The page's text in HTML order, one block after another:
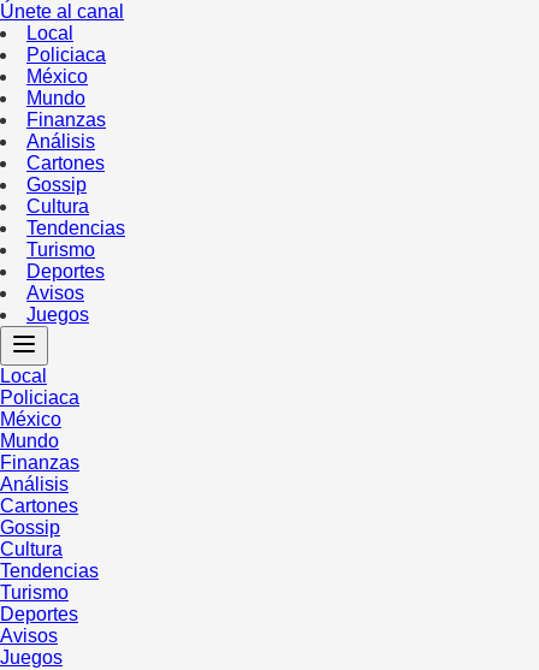
Únete al canal
Local
Policiaca
México
Mundo
Finanzas
Análisis
Cartones
Gossip
Cultura
Tendencias
Turismo
Deportes
Avisos
Juegos
Local
Policiaca
México
Mundo
Finanzas
Análisis
Cartones
Gossip
Cultura
Tendencias
Turismo
Deportes
Avisos
Juegos